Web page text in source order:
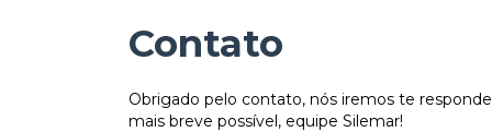
Contato
Obrigado pelo contato, nós iremos te
mais breve possível, equipe Silemar!